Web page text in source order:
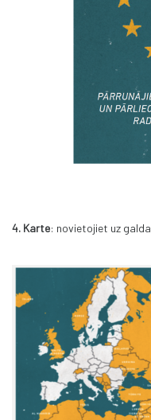
4. Karte: novietojiet uz galda